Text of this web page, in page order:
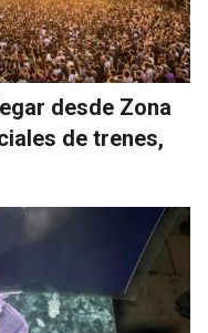
desde Zona
de trenes,